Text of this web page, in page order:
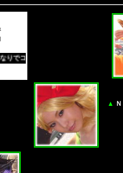
スプレ博 ｉｎ ディファ有明
▲